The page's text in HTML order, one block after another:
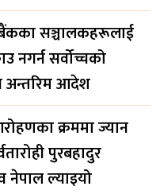
सञ्चालकहरूलाई
नगर्न सर्वोच्चको
अन्तरिम आदेश
क्रममा ज्यान
पुरबहादुर
ल्याइयो